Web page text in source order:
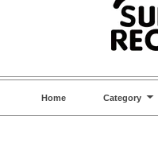
Home Category